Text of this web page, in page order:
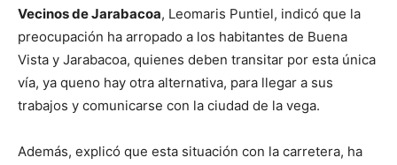
Vecinos de Jarabacoa, Leomaris Puntiel, indicó que la
preocupación ha arropado a los habitantes de Buena
Vista y Jarabacoa, quienes deben transitar por esta única
vía, ya queno hay otra alternativa, para llegar a sus
trabajos y comunicarse con la ciudad de la vega.
Además, explicó que esta situación con la carretera, ha